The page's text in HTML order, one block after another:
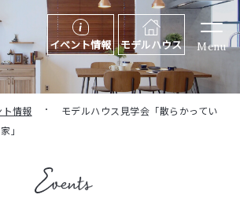
イベント情報 モデルハウス Menu
ト情報
モデルハウス見学会「散らかってい
」